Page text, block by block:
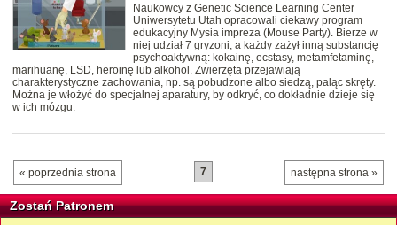
Naukowcy z Genetic Science Learning Center
Uniwersytetu Utah opracowali ciekawy program
edukacyjny Mysia impreza (Mouse Party). Bierze w
niej udział 7 gryzoni, a każdy zażył inną substancję
psychoaktywną: kokainę, ecstasy, metamfetaminę,
marihuanę, LSD, heroinę lub alkohol. Zwierzęta przejawiają
charakterystyczne zachowania, np. są pobudzone albo siedzą, paląc skręty.
Można je włożyć do specjalnej aparatury, by odkryć, co dokładnie dzieje się
w ich mózgu.
« poprzednia strona następna strona »
7
Zostań Patronem